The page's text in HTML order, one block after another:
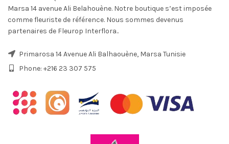
Marsa 14 avenue Ali Belahouène. Notre boutique s’est imposée
comme fleuriste de référence. Nous sommes devenus
partenaires de Fleurop Interflora..
Primarosa 14 Avenue Ali Balhaouène, Marsa Tunisie
Phone: +216 23 307 575